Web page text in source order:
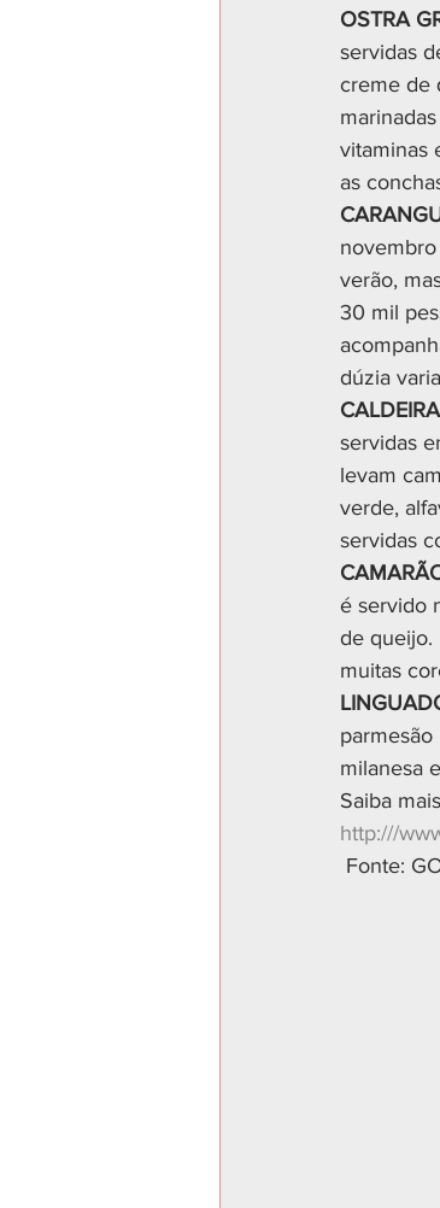
OSTRA
servidas
creme de
vitaminas
as
verão,
30 mil
dúzia
servidas
levam
verde,
servidas
é servido
de queijo.
muitas
parmesão
milanesa
Saiba
http:///
Fonte: